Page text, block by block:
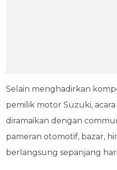
Selain menghadirkan
pemilik motor Suzuki,
diramaikan dengan
pameran otomotif, bazar,
berlangsung sepanjang